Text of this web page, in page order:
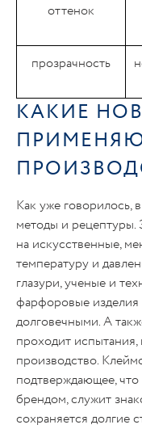
оттенок
прозрачность
КАКИЕ
Как уже говорилось,
методы и рецептуры.
на искусственные,
температуру и
глазури, ученые и
фарфоровые
долговечными. А
проходит
производство.
подтверждающее,
брендом, служит
сохраняется долгие